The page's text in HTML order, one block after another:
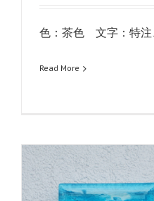
色：茶色 文字：特注
Read More